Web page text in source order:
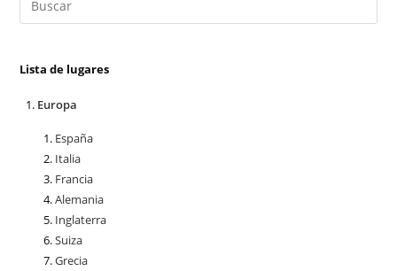
Lista de lugares
Europa
España
Italia
Francia
Alemania
Inglaterra
Suiza
Grecia